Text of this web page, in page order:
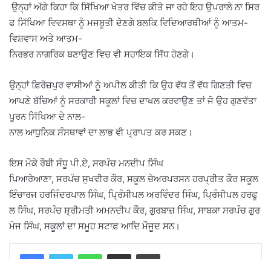
ਉਨ੍ਹਾਂ ਅੱਗੇ ਕਿਹਾ ਕਿ ਸਿੱਖਿਆ ਖੇਤਰ ਵਿੱਚ ਕੀਤੇ ਜਾ ਰਹੇ ਇਹ ਉਪਰਾਲੇ ਨਾ ਸਿਰ
ਫ ਸਿੱਖਿਆ ਵਿਵਸਥਾ ਨੂੰ ਮਜਬੂਤੀ ਦੇਣਗੇ ਬਲਕਿ ਵਿਦਿਆਰਥੀਆਂ ਨੂੰ ਆਤਮ-
ਵਿਸ਼ਵਾਸ ਅਤੇ ਆਤਮ-
ਨਿਰਭਰ ਨਾਗਰਿਕ ਬਣਾਉਣ ਵਿਚ ਵੀ ਸਹਾਇਕ ਸਿੱਧ ਹੋਣਗੇ।
ਉਨ੍ਹਾਂ ਫ਼ਿਰੋਜ਼ਪੁਰ ਵਾਸੀਆਂ ਨੂੰ ਅਪੀਲ ਕੀਤੀ ਕਿ ਉਹ ਵੱਧ ਤੋਂ ਵੱਧ ਗਿਣਤੀ ਵਿਚ
ਆਪਣੇ ਬੱਚਿਆਂ ਨੂੰ ਸਰਕਾਰੀ ਸਕੂਲਾਂ ਵਿਚ ਦਾਖਲ ਕਰਵਾਉਣ ਤਾਂ ਜੋ ਉਹ ਗੁਣਵੱਤਾ
ਪੂਰਨ ਸਿੱਖਿਆ ਦੇ ਨਾਲ-
ਨਾਲ ਆਧੁਨਿਕ ਸੰਸਥਾਵਾਂ ਦਾ ਲਾਭ ਵੀ ਪ੍ਰਾਪਤ ਕਰ ਸਕਣ।
ਇਸ ਮੌਕੇ ਰੌਬੀ ਸੰਧੂ ਪੀ.ਏ, ਸਰਪੰਚ ਮਨਦੀਪ ਸਿੰਘ
ਪਿਆਰੇਆਣਾ, ਸਰਪੰਚ ਸੁਖਵੀਰ ਕੌਰ, ਸਕੂਲ ਚੇਅਰਪਰਸਨ ਹਰਪ੍ਰੀਤ ਕੌਰ ਸਕੂਲ
ਇੰਚਾਰਜ ਹਰਜਿੰਦਰਪਾਲ ਸਿੰਘ, ਪ੍ਰਿੰਸੀਪਲ ਅਰਵਿੰਦਰ ਸਿੰਘ, ਪ੍ਰਿੰਸੀਪਲ ਹਰਫੂ
ਲ ਸਿੰਘ, ਸਰਪੰਚ ਸ਼੍ਰੀਮਤੀ ਅਮਨਦੀਪ ਕੌਰ, ਗੁਰਬਾਜ਼ ਸਿੰਘ, ਸਾਬਕਾ ਸਰਪੰਚ ਗੁਰ
ਮੇਜ ਸਿੰਘ, ਸਕੂਲਾਂ ਦਾ ਸਮੂਹ ਸਟਾਫ਼ ਆਦਿ ਮੌਜੂਦ ਸਨ।
WhatsAppShare via Email Print